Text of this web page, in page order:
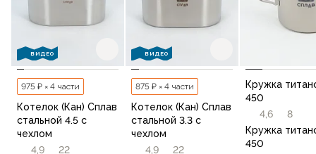
ВИДЕО
975 ₽ × 4 части
Котелок (Кан) Сплав
стальной 4.5 с
чехлом
4,9
22
ВИДЕО
875 ₽ × 4 части
Котелок (Кан) Сплав
стальной 3.3 с
чехлом
4,9
22
Кружка
450
4,6
8
Кружка
450